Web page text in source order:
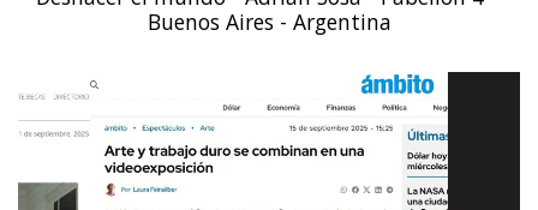
Buenos Aires - Argentina